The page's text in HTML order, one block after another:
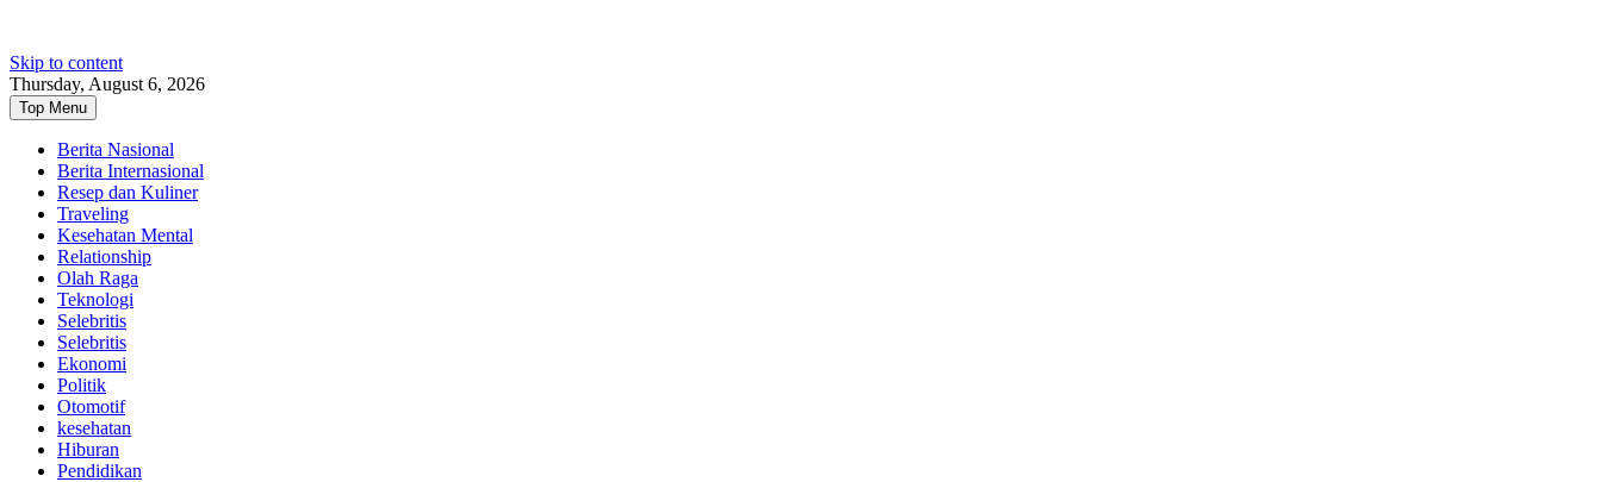
Skip to content
Thursday, August 6, 2026
Top Menu
Berita Nasional
Berita Internasional
Resep dan Kuliner
Traveling
Kesehatan Mental
Relationship
Olah Raga
Teknologi
Selebritis
Selebritis
Ekonomi
Politik
Otomotif
kesehatan
Hiburan
Pendidikan